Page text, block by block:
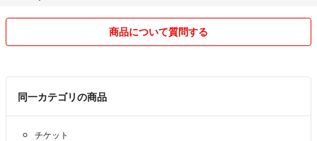
商品について質問する
同一カテゴリの商品
チケット